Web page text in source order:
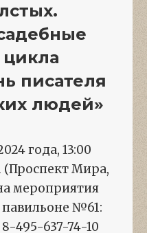
писателя
людей»
года, 13:00
Мира,
мероприятия
№61:
495-637-74-10